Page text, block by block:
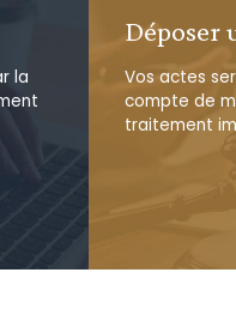
la
Déposer
Vos actes
compte de
traitement